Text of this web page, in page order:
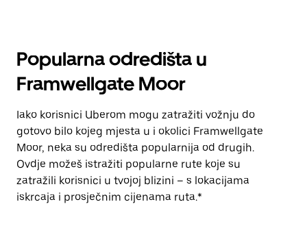
Popularna odredišta u
Framwellgate Moor
Iako korisnici Uberom mogu zatražiti vožnju do
gotovo bilo kojeg mjesta u i okolici Framwellgate
Moor, neka su odredišta popularnija od drugih.
Ovdje možeš istražiti popularne rute koje su
zatražili korisnici u tvojoj blizini – s lokacijama
iskrcaja i prosječnim cijenama ruta.*